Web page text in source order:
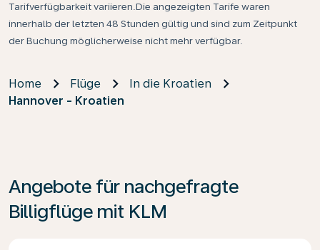
Tarifverfügbarkeit variieren.Die angezeigten Tarife waren
innerhalb der letzten 48 Stunden gültig und sind zum Zeitpunkt
der Buchung möglicherweise nicht mehr verfügbar.
Home Flüge
In die Kroatien
Hannover - Kroatien
Angebote für nachgefragte
Billigflüge mit KLM